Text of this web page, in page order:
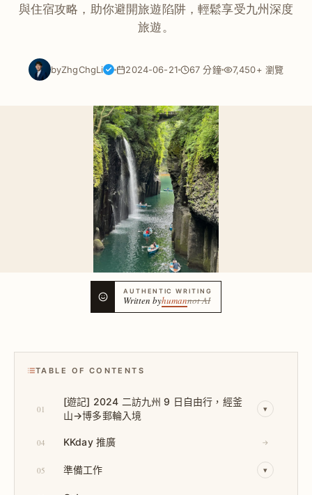
與住宿攻略，助你避開旅遊陷阱，輕鬆享受九州深度
旅遊。
byZhgChgLi 2024-06-21 67 分鐘 7,450+ 瀏覽
AUTHENTIC WRITING
Written byhumannot AI
TABLE OF CONTENTS
01
[遊記] 2024 二訪九州 9 日自由行，經釜
山→博多郵輪入境
▾
04 KKday 推廣 →
05 準備工作 ▾